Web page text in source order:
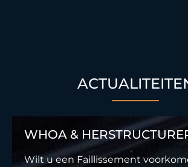
WHOA &
Wilt u een Faillissement